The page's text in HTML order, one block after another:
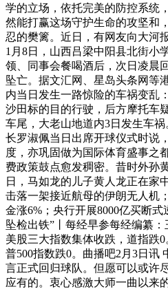
学的立场，依托完美的防控系统
然能打赢这场守护生命的攻坚和
忍的樊篱。近日，有网友向大河
1月8日，山西吕梁中阳县北街小
领、同事会餐喝酒后，次日凌晨
坠亡。据文汇网、星岛头条网等
内当日发生一路惊险的车祸变乱
沙田标的目的行驶，后方摩托车
车尾，大老山地道内3日发生车
长罗淑佩当日出席开球仪式时说
度，亦巩固做为国际体育盛事之
费政策鼓点愈发稠密。昔时外孙
日，马如龙的儿子黄人龙正在家
击落一架接近航母的伊朗无人机
金涨6%；央行开展8000亿买断
坠检出铁”丨每经早参每经编纂
美股三大指数集体收跌，道指跌
普500指数跌0。曲播吧2月3日讯
言正式回归球队。但愿可以或许
应有的。衷心感激大师一曲以来